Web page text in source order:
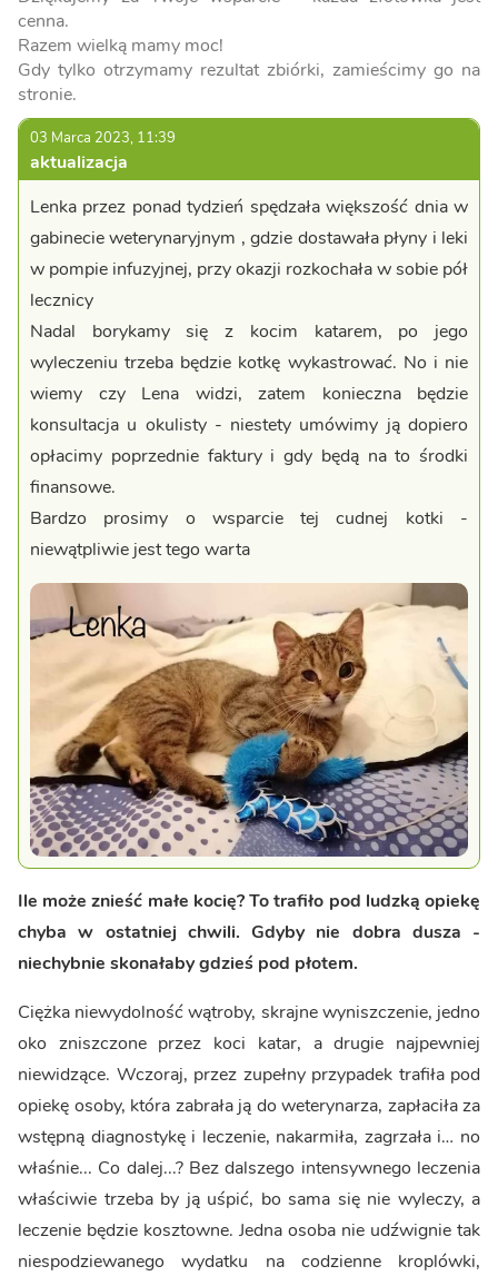
cenna.
Razem wielką mamy moc!
Gdy tylko otrzymamy rezultat zbiórki, zamieścimy go na
stronie.
03 Marca 2023, 11:39
aktualizacja
Lenka przez ponad tydzień spędzała większość dnia w
gabinecie weterynaryjnym , gdzie dostawała płyny i leki
w pompie infuzyjnej, przy okazji rozkochała w sobie pół
lecznicy
Nadal borykamy się z kocim katarem, po jego
wyleczeniu trzeba będzie kotkę wykastrować. No i nie
wiemy czy Lena widzi, zatem konieczna będzie
konsultacja u okulisty - niestety umówimy ją dopiero
opłacimy poprzednie faktury i gdy będą na to środki
finansowe.
Bardzo prosimy o wsparcie tej cudnej kotki -
niewątpliwie jest tego warta
Ile może znieść małe kocię? To trafiło pod ludzką opiekę
chyba w ostatniej chwili. Gdyby nie dobra dusza -
niechybnie skonałaby gdzieś pod płotem.
Ciężka niewydolność wątroby, skrajne wyniszczenie, jedno
oko zniszczone przez koci katar, a drugie najpewniej
niewidzące. Wczoraj, przez zupełny przypadek trafiła pod
opiekę osoby, która zabrała ją do weterynarza, zapłaciła za
wstępną diagnostykę i leczenie, nakarmiła, zagrzała i… no
właśnie... Co dalej...? Bez dalszego intensywnego leczenia
właściwie trzeba by ją uśpić, bo sama się nie wyleczy, a
leczenie będzie kosztowne. Jedna osoba nie udźwignie tak
niespodziewanego wydatku na codzienne kroplówki,